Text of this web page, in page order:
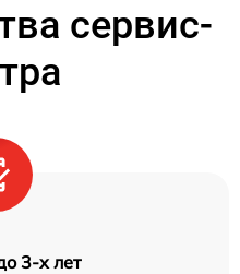
сервис-
3-х лет